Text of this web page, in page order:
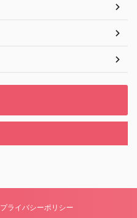
プライバシーポリシー